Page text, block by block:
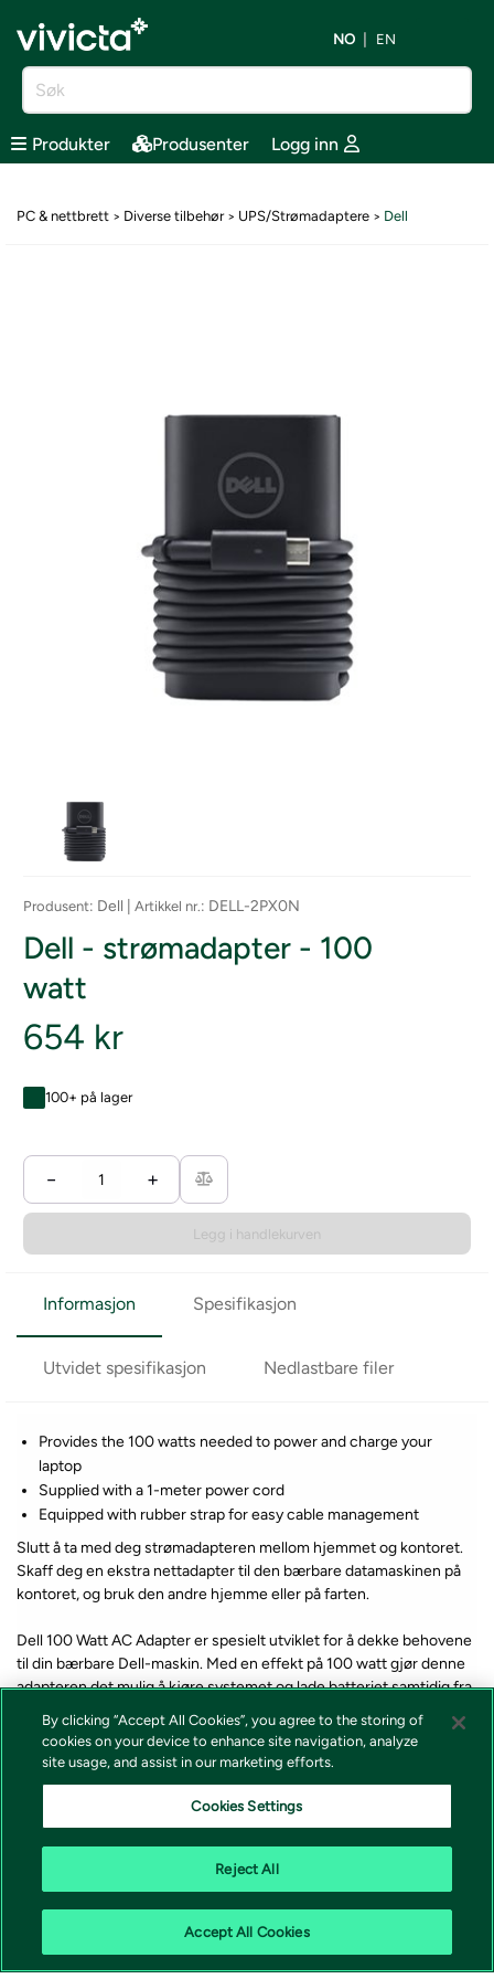
NO EN
Produkter Produsenter Logg inn
PC & nettbrett > Diverse tilbehør> UPS/Strømadaptere > Dell
Produsent: Dell | Artikkel nr.: DELL-2PX0N
Dell - strømadapter - 100
watt
654 kr
100+ på lager
− +
Legg i handlekurven
Informasjon Spesifikasjon
Utvidet spesifikasjon Nedlastbare filer
Provides the 100 watts needed to power and charge your
laptop
Supplied with a 1-meter power cord
Equipped with rubber strap for easy cable management
Slutt å ta med deg strømadapteren mellom hjemmet og kontoret.
Skaff deg en ekstra nettadapter til den bærbare datamaskinen på
kontoret, og bruk den andre hjemme eller på farten.
Dell 100 Watt AC Adapter er spesielt utviklet for å dekke behovene
til din bærbare Dell-maskin. Med en effekt på 100 watt gjør denne
adapteren det mulig å kjøre systemet og lade batteriet samtidig fra
stikkontakter.
forteller om varen er på lager eller ikke i nettbutikken. Vi tar forbehold
leverandører, endringer i valutakurser, tollsatser eller avgifter.
By clicking “Accept All Cookies”, you agree to the storing of
cookies on your device to enhance site navigation, analyze
site usage, and assist in our marketing efforts.
Cookies Settings
Reject All
Accept All Cookies